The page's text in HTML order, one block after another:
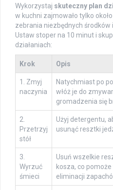
Wykorzystaj skuteczny plan
w kuchni zajmowało tylko
zebrania niezbędnych
Ustaw stoper na 10 minut i
działaniach:
Krok Opis
1. Zmyj
naczynia
Natychmiast po
włóż je do
gromadzenia się
2.
Przetrzyj
stół
Użyj detergentu,
usunąć resztki
3.
Wyrzuć
śmieci
Usuń wszelkie
kosza, co
eliminacji